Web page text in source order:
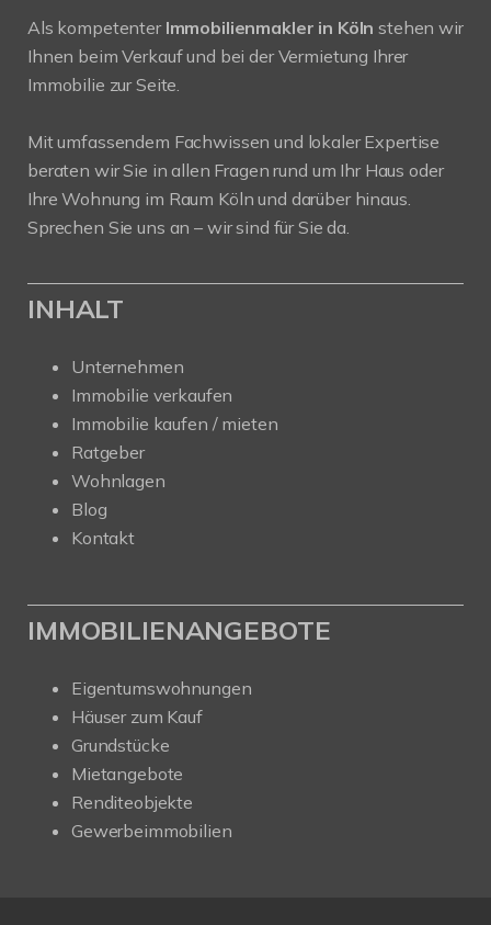
Als kompetenter Immobilienmakler in Köln stehen wir
Ihnen beim Verkauf und bei der Vermietung Ihrer
Immobilie zur Seite.
Mit umfassendem Fachwissen und lokaler Expertise
beraten wir Sie in allen Fragen rund um Ihr Haus oder
Ihre Wohnung im Raum Köln und darüber hinaus.
Sprechen Sie uns an – wir sind für Sie da.
INHALT
Unternehmen
Immobilie verkaufen
Immobilie kaufen / mieten
Ratgeber
Wohnlagen
Blog
Kontakt
IMMOBILIENANGEBOTE
Eigentumswohnungen
Häuser zum Kauf
Grundstücke
Mietangebote
Renditeobjekte
Gewerbeimmobilien